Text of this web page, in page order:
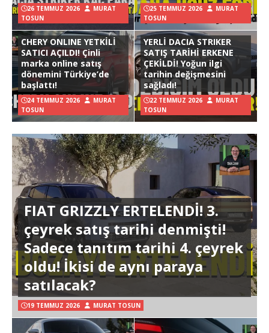
26 TEMMUZ 2026
MURAT
TOSUN
25 TEMMUZ 2026
MURAT
TOSUN
CHERY ONLINE YETKİLİ
SATICI AÇILDI! Çinli
marka online satış
dönemini Türkiye’de
başlattı!
24 TEMMUZ 2026
MURAT
TOSUN
YERLİ DACIA STRIKER
SATIŞ TARİHİ ERKENE
ÇEKİLDİ! Yoğun ilgi
tarihin değişmesini
sağladı!
22 TEMMUZ 2026
MURAT
TOSUN
FIAT GRIZZLY ERTELENDİ! 3.
çeyrek satış tarihi denmişti!
Sadece tanıtım tarihi 4. çeyrek
oldu! İkisi de aynı paraya
satılacak?
19 TEMMUZ 2026 MURAT TOSUN